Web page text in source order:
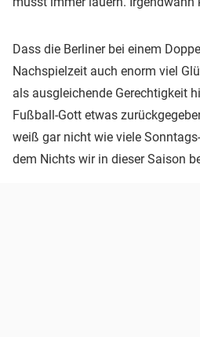
Dass die Berliner bei einem
Nachspielzeit auch enorm viel
als ausgleichende Gerechtigkeit
Fußball-Gott etwas
weiß gar nicht wie viele
dem Nichts wir in dieser Saison